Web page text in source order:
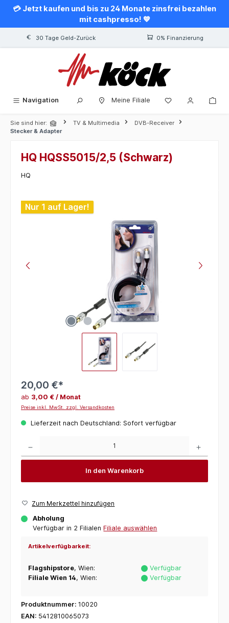
springen
💳 Jetzt kaufen und bis zu 24 Monate zinsfrei bezahlen
mit cashpresso! 💙
30 Tage Geld-Zurück 0% Finanzierung
Navigation Meine Filiale
Sie sind hier: TV & Multimedia
DVB-Receiver
Stecker & Adapter
HQ HQSS5015/2,5 (Schwarz)
HQ
Bildergalerie überspringen
Nur 1 auf Lager!
20,00 €*
ab 3,00 € / Monat
Preise inkl. MwSt. zzgl. Versandkosten
Lieferzeit nach Deutschland: Sofort verfügbar
In den Warenkorb
Zum Merkzettel hinzufügen
Abholung
Verfügbar in 2 Filialen Filiale auswählen
Artikelverfügbarkeit:
Flagshipstore, Wien:
Verfügbar
Filiale Wien 14, Wien: Verfügbar
Produktnummer: 10020
EAN: 5412810065073